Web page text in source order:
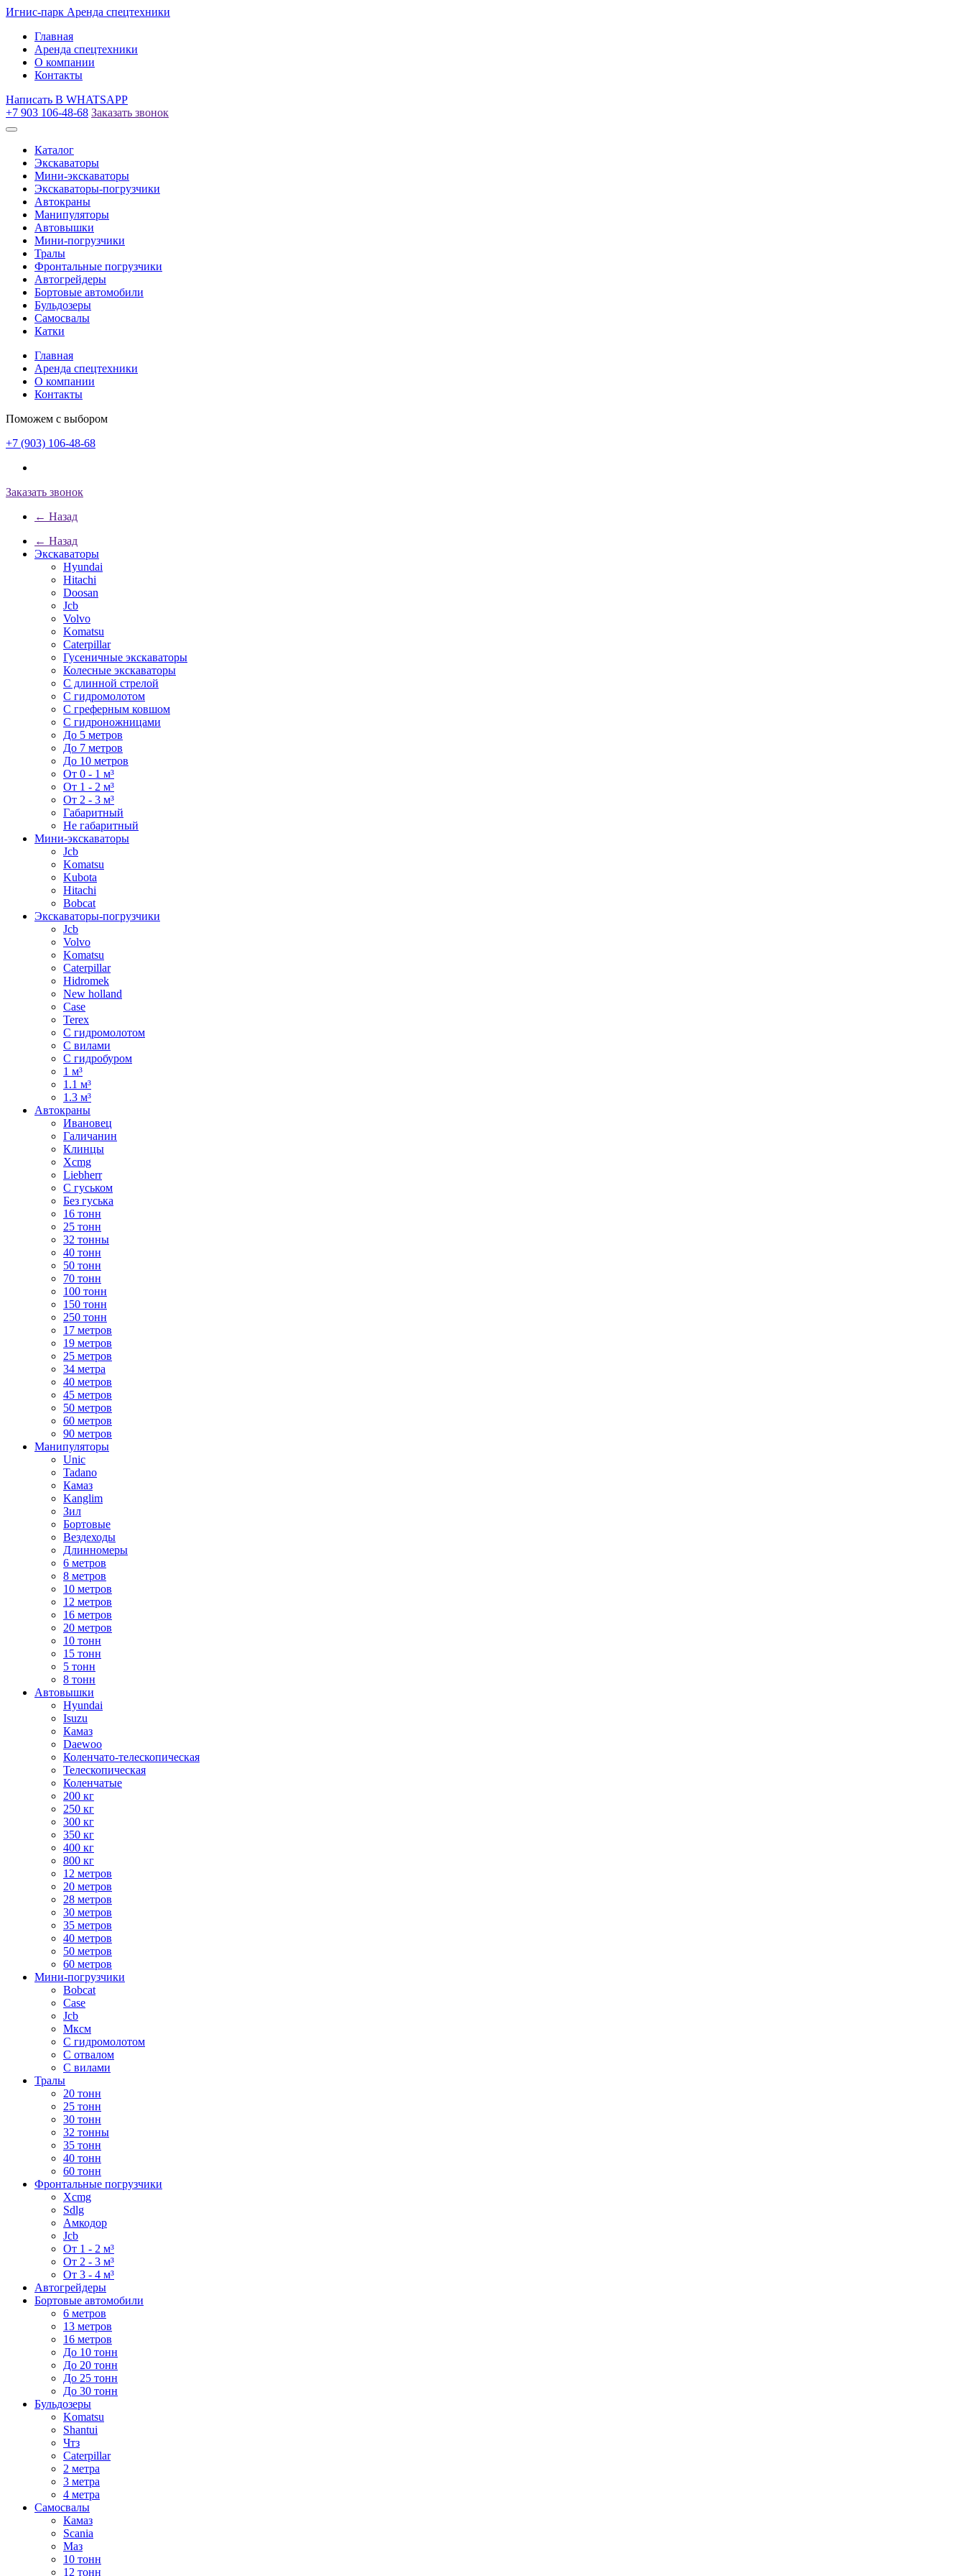
Игнис-парк Аренда спецтехники
Главная
Аренда спецтехники
О компании
Контакты
Написать В WHATSAPP
+7 903 106-48-68 Заказать звонок
Каталог
Экскаваторы
Мини-экскаваторы
Экскаваторы-погрузчики
Автокраны
Манипуляторы
Автовышки
Мини-погрузчики
Тралы
Фронтальные погрузчики
Автогрейдеры
Бортовые автомобили
Бульдозеры
Самосвалы
Катки
Главная
Аренда спецтехники
О компании
Контакты
Поможем с выбором
+7 (903) 106-48-68
Заказать звонок
← Назад
← Назад
Экскаваторы
Hyundai
Hitachi
Doosan
Jcb
Volvo
Komatsu
Caterpillar
Гусеничные экскаваторы
Колесные экскаваторы
С длинной стрелой
С гидромолотом
С греферным ковшом
С гидроножницами
До 5 метров
До 7 метров
До 10 метров
От 0 - 1 м³
От 1 - 2 м³
От 2 - 3 м³
Габаритный
Не габаритный
Мини-экскаваторы
Jcb
Komatsu
Kubota
Hitachi
Bobcat
Экскаваторы-погрузчики
Jcb
Volvo
Komatsu
Caterpillar
Hidromek
New holland
Case
Terex
С гидромолотом
С вилами
С гидробуром
1 м³
1.1 м³
1.3 м³
Автокраны
Ивановец
Галичанин
Клинцы
Xcmg
Liebherr
С гуськом
Без гуська
16 тонн
25 тонн
32 тонны
40 тонн
50 тонн
70 тонн
100 тонн
150 тонн
250 тонн
17 метров
19 метров
25 метров
34 метра
40 метров
45 метров
50 метров
60 метров
90 метров
Манипуляторы
Unic
Tadano
Камаз
Kanglim
Зил
Бортовые
Вездеходы
Длинномеры
6 метров
8 метров
10 метров
12 метров
16 метров
20 метров
10 тонн
15 тонн
5 тонн
8 тонн
Автовышки
Hyundai
Isuzu
Камаз
Daewoo
Коленчато-телескопическая
Телескопическая
Коленчатые
200 кг
250 кг
300 кг
350 кг
400 кг
800 кг
12 метров
20 метров
28 метров
30 метров
35 метров
40 метров
50 метров
60 метров
Мини-погрузчики
Bobcat
Case
Jcb
Мксм
С гидромолотом
С отвалом
С вилами
Тралы
20 тонн
25 тонн
30 тонн
32 тонны
35 тонн
40 тонн
60 тонн
Фронтальные погрузчики
Xcmg
Sdlg
Амкодор
Jcb
От 1 - 2 м³
От 2 - 3 м³
От 3 - 4 м³
Автогрейдеры
Бортовые автомобили
6 метров
13 метров
16 метров
До 10 тонн
До 20 тонн
До 25 тонн
До 30 тонн
Бульдозеры
Komatsu
Shantui
Чтз
Caterpillar
2 метра
3 метра
4 метра
Самосвалы
Камаз
Scania
Маз
10 тонн
12 тонн